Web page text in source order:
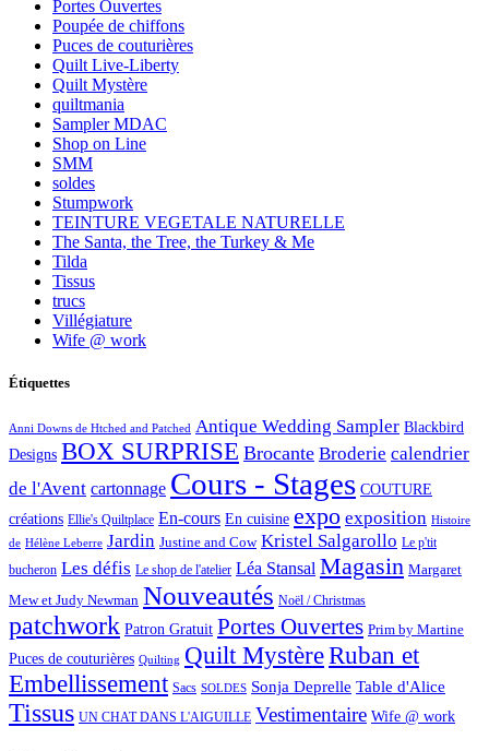
Portes Ouvertes
Poupée de chiffons
Puces de couturières
Quilt Live-Liberty
Quilt Mystère
quiltmania
Sampler MDAC
Shop on Line
SMM
soldes
Stumpwork
TEINTURE VEGETALE NATURELLE
The Santa, the Tree, the Turkey & Me
Tilda
Tissus
trucs
Villégiature
Wife @ work
Étiquettes
Anni Downs de Htched and Patched Antique Wedding Sampler Blackbird
Designs BOX SURPRISE Brocante Broderie calendrier
de l'Avent cartonnage Cours - Stages COUTURE
créations Ellie's Quiltplace En-cours En cuisine expo exposition Histoire
de Hélène Leberre Jardin Justine and Cow Kristel Salgarollo Le p'tit
bucheron Les défis Le shop de l'atelier Léa Stansal Magasin Margaret
Mew et Judy Newman Nouveautés Noël / Christmas
patchwork Patron Gratuit Portes Ouvertes Prim by Martine
Puces de couturières Quilting Quilt MystèreRuban et
Embellissement Sacs SOLDES Sonja Deprelle Table d'Alice
Tissus UN CHAT DANS L'AIGUILLE Vestimentaire Wife @ work